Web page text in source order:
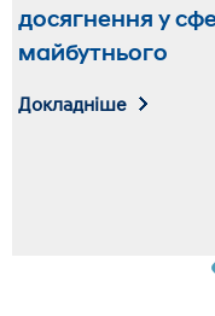
досягнення у
майбутнього
Докладніше